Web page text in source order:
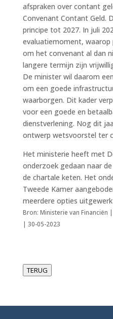
afspraken over contant
Convenant Contant Geld.
principe tot 2027. In juli
evaluatiemoment, waarop
om het convenant al dan
langere termijn zijn
De minister wil daarom
om een goede
waarborgen. Dit kader
voor een goede en
dienstverlening. Nog dit
ontwerp wetsvoorstel ter
Het ministerie heeft met
onderzoek gedaan naar
de chartale keten. Het
Tweede Kamer
meerdere opties
Bron: Ministerie van Financiën
| 30-05-2023
TERUG